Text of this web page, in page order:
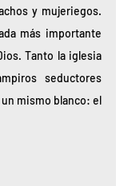
y mujeriegos.
más importante
Tanto la iglesia
seductores
mismo blanco: el